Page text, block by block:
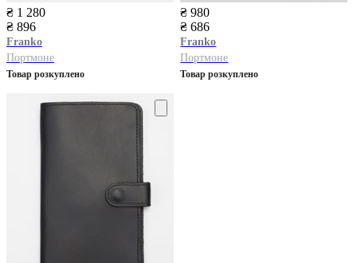
₴ 1 280
₴ 896
Franko
Портмоне
Товар розкуплено
₴ 980
₴ 686
Franko
Портмоне
Товар розкуплено